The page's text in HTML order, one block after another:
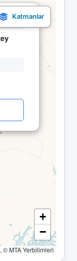
02:25
×
+
−
© MTA Yerbilimleri